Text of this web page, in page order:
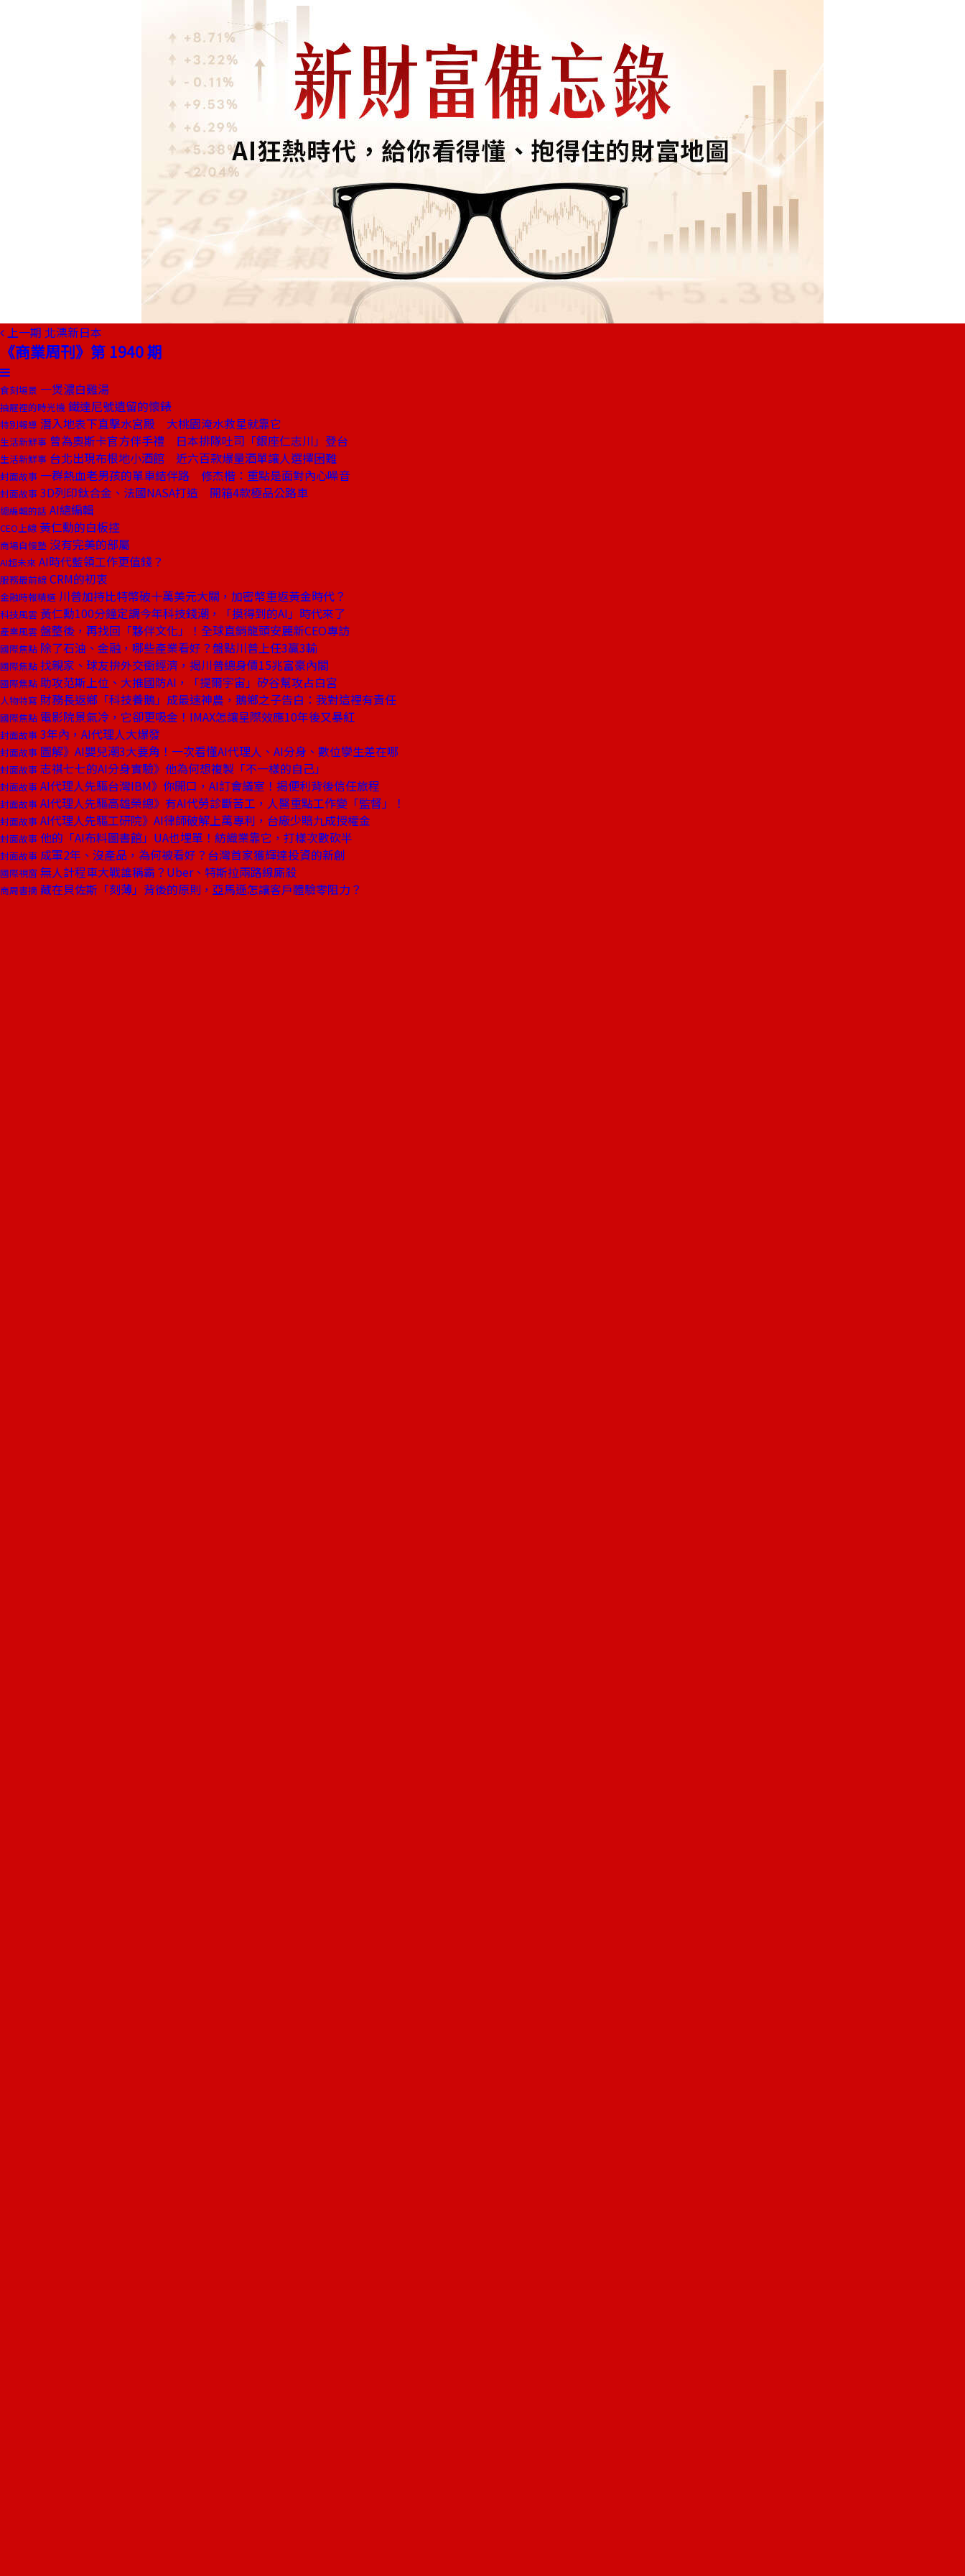
上一期 北漂新日本
《商業周刊》第 1940 期
食刻場景 一煲濃白雞湯
抽屜裡的時光機 鐵達尼號遺留的懷錶
特別報導 潛入地表下直擊水宮殿 大桃園淹水救星就靠它
生活新鮮事 曾為奧斯卡官方伴手禮 日本排隊吐司「銀座仁志川」登台
生活新鮮事 台北出現布根地小酒館 近六百款爆量酒單讓人選擇困難
封面故事 一群熱血老男孩的單車結伴路 修杰楷：重點是面對內心噪音
封面故事 3D列印鈦合金、法國NASA打造 開箱4款極品公路車
總編輯的話 AI總編輯
CEO上線 黃仁勳的白板控
商場自慢塾 沒有完美的部屬
AI超未來 AI時代藍領工作更值錢？
服務最前線 CRM的初衷
金融時報精選 川普加持比特幣破十萬美元大關，加密幣重返黃金時代？
科技風雲 黃仁勳100分鐘定調今年科技錢潮，「摸得到的AI」時代來了
產業風雲 盤整後，再找回「夥伴文化」！全球直銷龍頭安麗新CEO專訪
國際焦點 除了石油、金融，哪些產業看好？盤點川普上任3贏3輸
國際焦點 找親家、球友拚外交衝經濟，揭川普總身價15兆富豪內閣
國際焦點 助攻范斯上位、大推國防AI，「提爾宇宙」矽谷幫攻占白宮
人物特寫 財務長返鄉「科技養鵝」成最速神農，鵝鄉之子告白：我對這裡有責任
國際焦點 電影院景氣冷，它卻更吸金！IMAX怎讓星際效應10年後又暴紅
封面故事 3年內，AI代理人大爆發
封面故事 圖解》AI嬰兒潮3大要角！一次看懂AI代理人、AI分身、數位孿生差在哪
封面故事 志祺七七的AI分身實驗》他為何想複製「不一樣的自己」
封面故事 AI代理人先驅台灣IBM》你開口，AI訂會議室！揭便利背後信任旅程
封面故事 AI代理人先驅高雄榮總》有AI代勞診斷苦工，人醫重點工作變「監督」！
封面故事 AI代理人先驅工研院》AI律師破解上萬專利，台廠少賠九成授權金
封面故事 他的「AI布料圖書館」UA也埋單！紡織業靠它，打樣次數砍半
封面故事 成軍2年、沒產品，為何被看好？台灣首家獲輝達投資的新創
國際視窗 無人計程車大戰誰稱霸？Uber、特斯拉兩路線廝殺
商周書摘 藏在貝佐斯「刻薄」背後的原則，亞馬遜怎讓客戶體驗零阻力？